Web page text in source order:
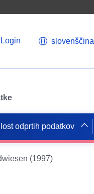
Login slovenščina
odprtih podatkov
(1997)